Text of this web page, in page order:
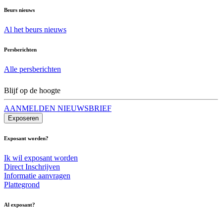
Beurs nieuws
Al het beurs nieuws
Persberichten
Alle persberichten
Blijf op de hoogte
AANMELDEN NIEUWSBRIEF
Exposeren
Exposant worden?
Ik wil exposant worden
Direct Inschrijven
Informatie aanvragen
Plattegrond
Al exposant?